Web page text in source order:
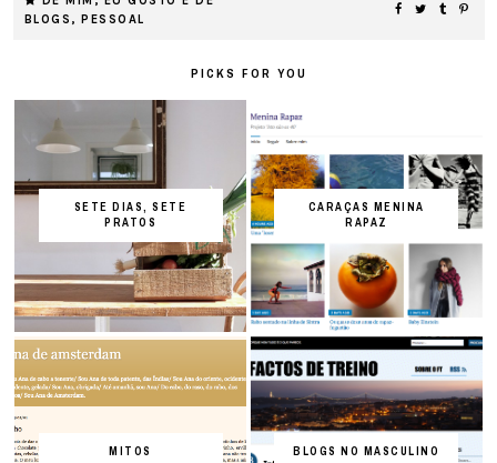
BLOGS , PESSOAL
PICKS FOR YOU
SETE DIAS, SETE
PRATOS
CARAÇAS MENINA
RAPAZ
MITOS BLOGS NO MASCULINO